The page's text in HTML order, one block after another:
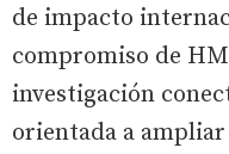
de impacto
compromiso de
investigación
orientada a